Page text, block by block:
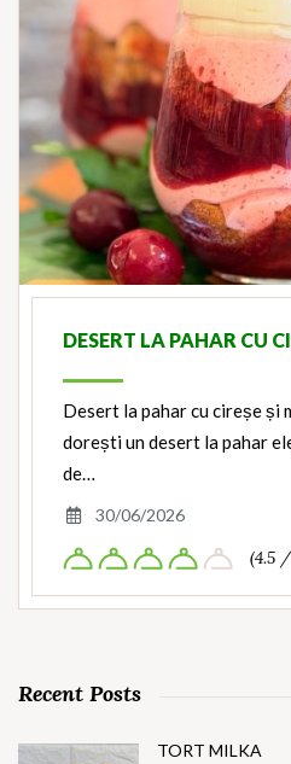
DESERT LA PAHAR CU
Desert la pahar cu cireșe și
dorești un desert la pahar
de…
30/06/2026
(4.5
Recent Posts
TORT MILKA